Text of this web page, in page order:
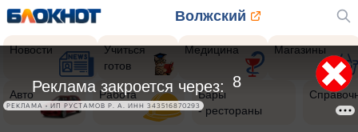
Волжский
Новости
Учиться
готов
Медицина Магазины
Авто Работа
Бары
- рестораны
6
Реклама закроется через:
РЕКЛАМА • ИП РУСТАМОВ Р. А. ИНН 343516870293